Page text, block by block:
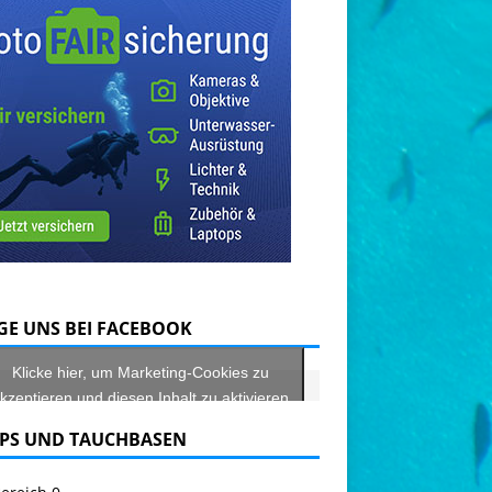
UNS BEI FACEBOOK
Klicke hier, um Marketing-Cookies zu
und diesen Inhalt zu aktivieren
UND TAUCHBASEN